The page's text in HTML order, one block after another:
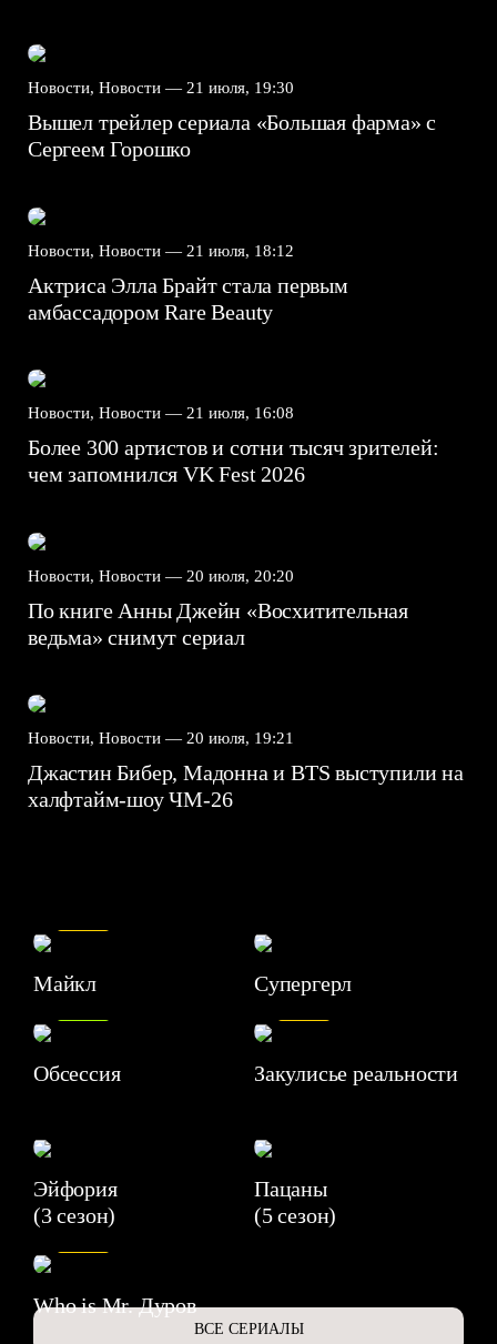
Новости, Новости — 21 июля, 19:30
Вышел трейлер сериала «Большая фарма» с
Сергеем Горошко
Новости, Новости — 21 июля, 18:12
Актриса Элла Брайт стала первым
амбассадором Rare Beauty
Новости, Новости — 21 июля, 16:08
Более 300 артистов и сотни тысяч зрителей:
чем запомнился VK Fest 2026
Новости, Новости — 20 июля, 20:20
По книге Анны Джейн «Восхитительная
ведьма» снимут сериал
Новости, Новости — 20 июля, 19:21
Джастин Бибер, Мадонна и BTS выступили на
халфтайм-шоу ЧМ-26
Майкл Супергерл
Обсессия
7.1
Закулисье реальности
Эйфория
(3 сезон)
Пацаны
(5 сезон)
Who is Mr. Дуров
ВСЕ СЕРИАЛЫ